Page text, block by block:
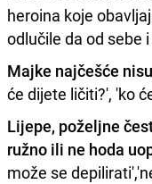
heroina koje
odlučile da od sebe
Majke najčešće
će dijete ličiti?', 'ko
Lijepe, poželjne
ružno ili ne hoda
može se